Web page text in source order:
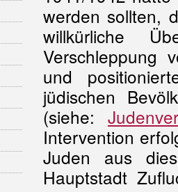
werden sollten,
willkürliche
Verschleppung
und
jüdischen
(siehe:
Intervention
Juden aus
Hauptstadt